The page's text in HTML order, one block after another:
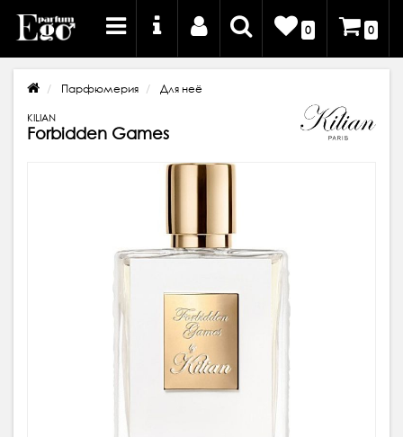
0 0
Парфюмерия Для неё
KILIAN
Forbidden Games